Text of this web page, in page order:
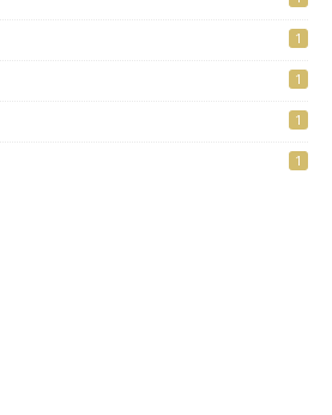
1
1
1
1